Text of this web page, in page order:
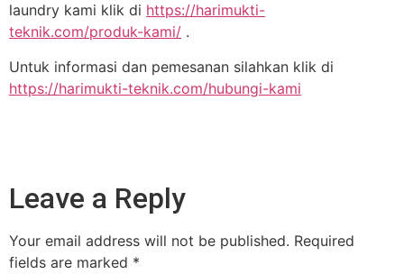
laundry kami klik di https://harimukti-
teknik.com/produk-kami/ .
Untuk informasi dan pemesanan silahkan klik di
https://harimukti-teknik.com/hubungi-kami
Leave a Reply
Your email address will not be published. Required
fields are marked *